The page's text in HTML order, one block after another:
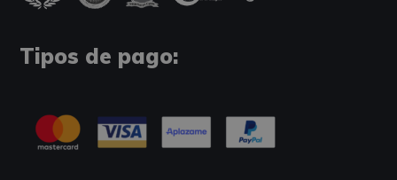
Tipos de pago: